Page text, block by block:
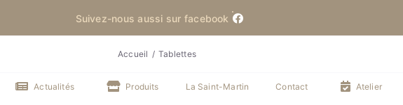
Suivez-nous aussi sur facebook
Actualités Produits La Saint-Martin Contact Atelier
Accueil Tablettes